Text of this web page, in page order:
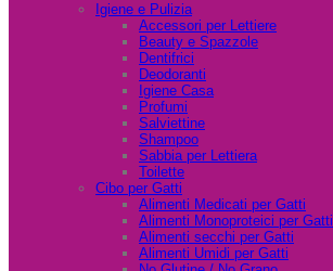
Igiene e Pulizia
Accessori per Lettiere
Beauty e Spazzole
Dentifrici
Deodoranti
Igiene Casa
Profumi
Salviettine
Shampoo
Sabbia per Lettiera
Toilette
Cibo per Gatti
Alimenti Medicati per Gatti
Alimenti Monoproteici per Gatti
Alimenti secchi per Gatti
Alimenti Umidi per Gatti